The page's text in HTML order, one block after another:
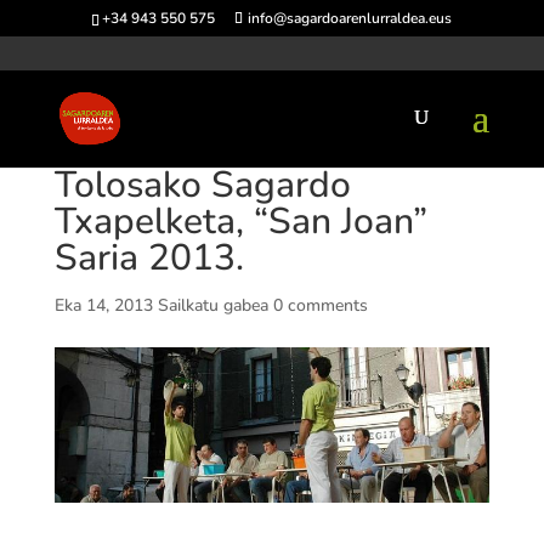
+34 943 550 575 info@sagardoarenlurraldea.eus
Tolosako Sagardo
Txapelketa, “San Joan”
Saria 2013.
Eka 14, 2013 Sailkatu gabea 0 comments